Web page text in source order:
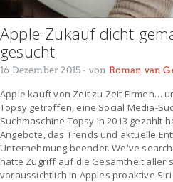
Apple-Zukauf dicht
gesucht
16 Dezember 2015 - von Roman van
Apple kauft von Zeit zu Zeit Firmen…
Topsy getroffen, eine Social Media-
Suchmaschine Topsy in 2013 gezahlt
Angebote, das Trends und aktuelle
Unternehmung beendet. We've
hatte Zugriff auf die Gesamtheit aller
voraussichtlich in Apples proaktive